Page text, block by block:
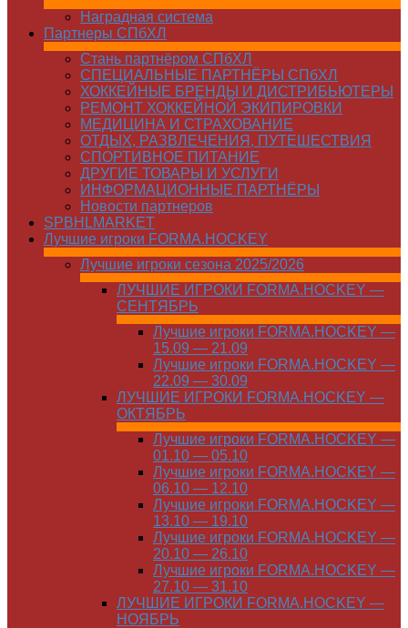
Наградная система
Партнеры СПбХЛ
Стань партнёром СПбХЛ
СПЕЦИАЛЬНЫЕ ПАРТНЁРЫ СПбХЛ
ХОККЕЙНЫЕ БРЕНДЫ И ДИСТРИБЬЮТЕРЫ
РЕМОНТ ХОККЕЙНОЙ ЭКИПИРОВКИ
МЕДИЦИНА И СТРАХОВАНИЕ
ОТДЫХ, РАЗВЛЕЧЕНИЯ, ПУТЕШЕСТВИЯ
СПОРТИВНОЕ ПИТАНИЕ
ДРУГИЕ ТОВАРЫ И УСЛУГИ
ИНФОРМАЦИОННЫЕ ПАРТНЁРЫ
Новости партнеров
SPBHLMARKET
Лучшие игроки FORMA.HOCKEY
Лучшие игроки сезона 2025/2026
ЛУЧШИЕ ИГРОКИ FORMA.HOCKEY —
СЕНТЯБРЬ
Лучшие игроки FORMA.HOCKEY —
15.09 — 21.09
Лучшие игроки FORMA.HOCKEY —
22.09 — 30.09
ЛУЧШИЕ ИГРОКИ FORMA.HOCKEY —
ОКТЯБРЬ
Лучшие игроки FORMA.HOCKEY —
01.10 — 05.10
Лучшие игроки FORMA.HOCKEY —
06.10 — 12.10
Лучшие игроки FORMA.HOCKEY —
13.10 — 19.10
Лучшие игроки FORMA.HOCKEY —
20.10 — 26.10
Лучшие игроки FORMA.HOCKEY —
27.10 — 31.10
ЛУЧШИЕ ИГРОКИ FORMA.HOCKEY —
НОЯБРЬ